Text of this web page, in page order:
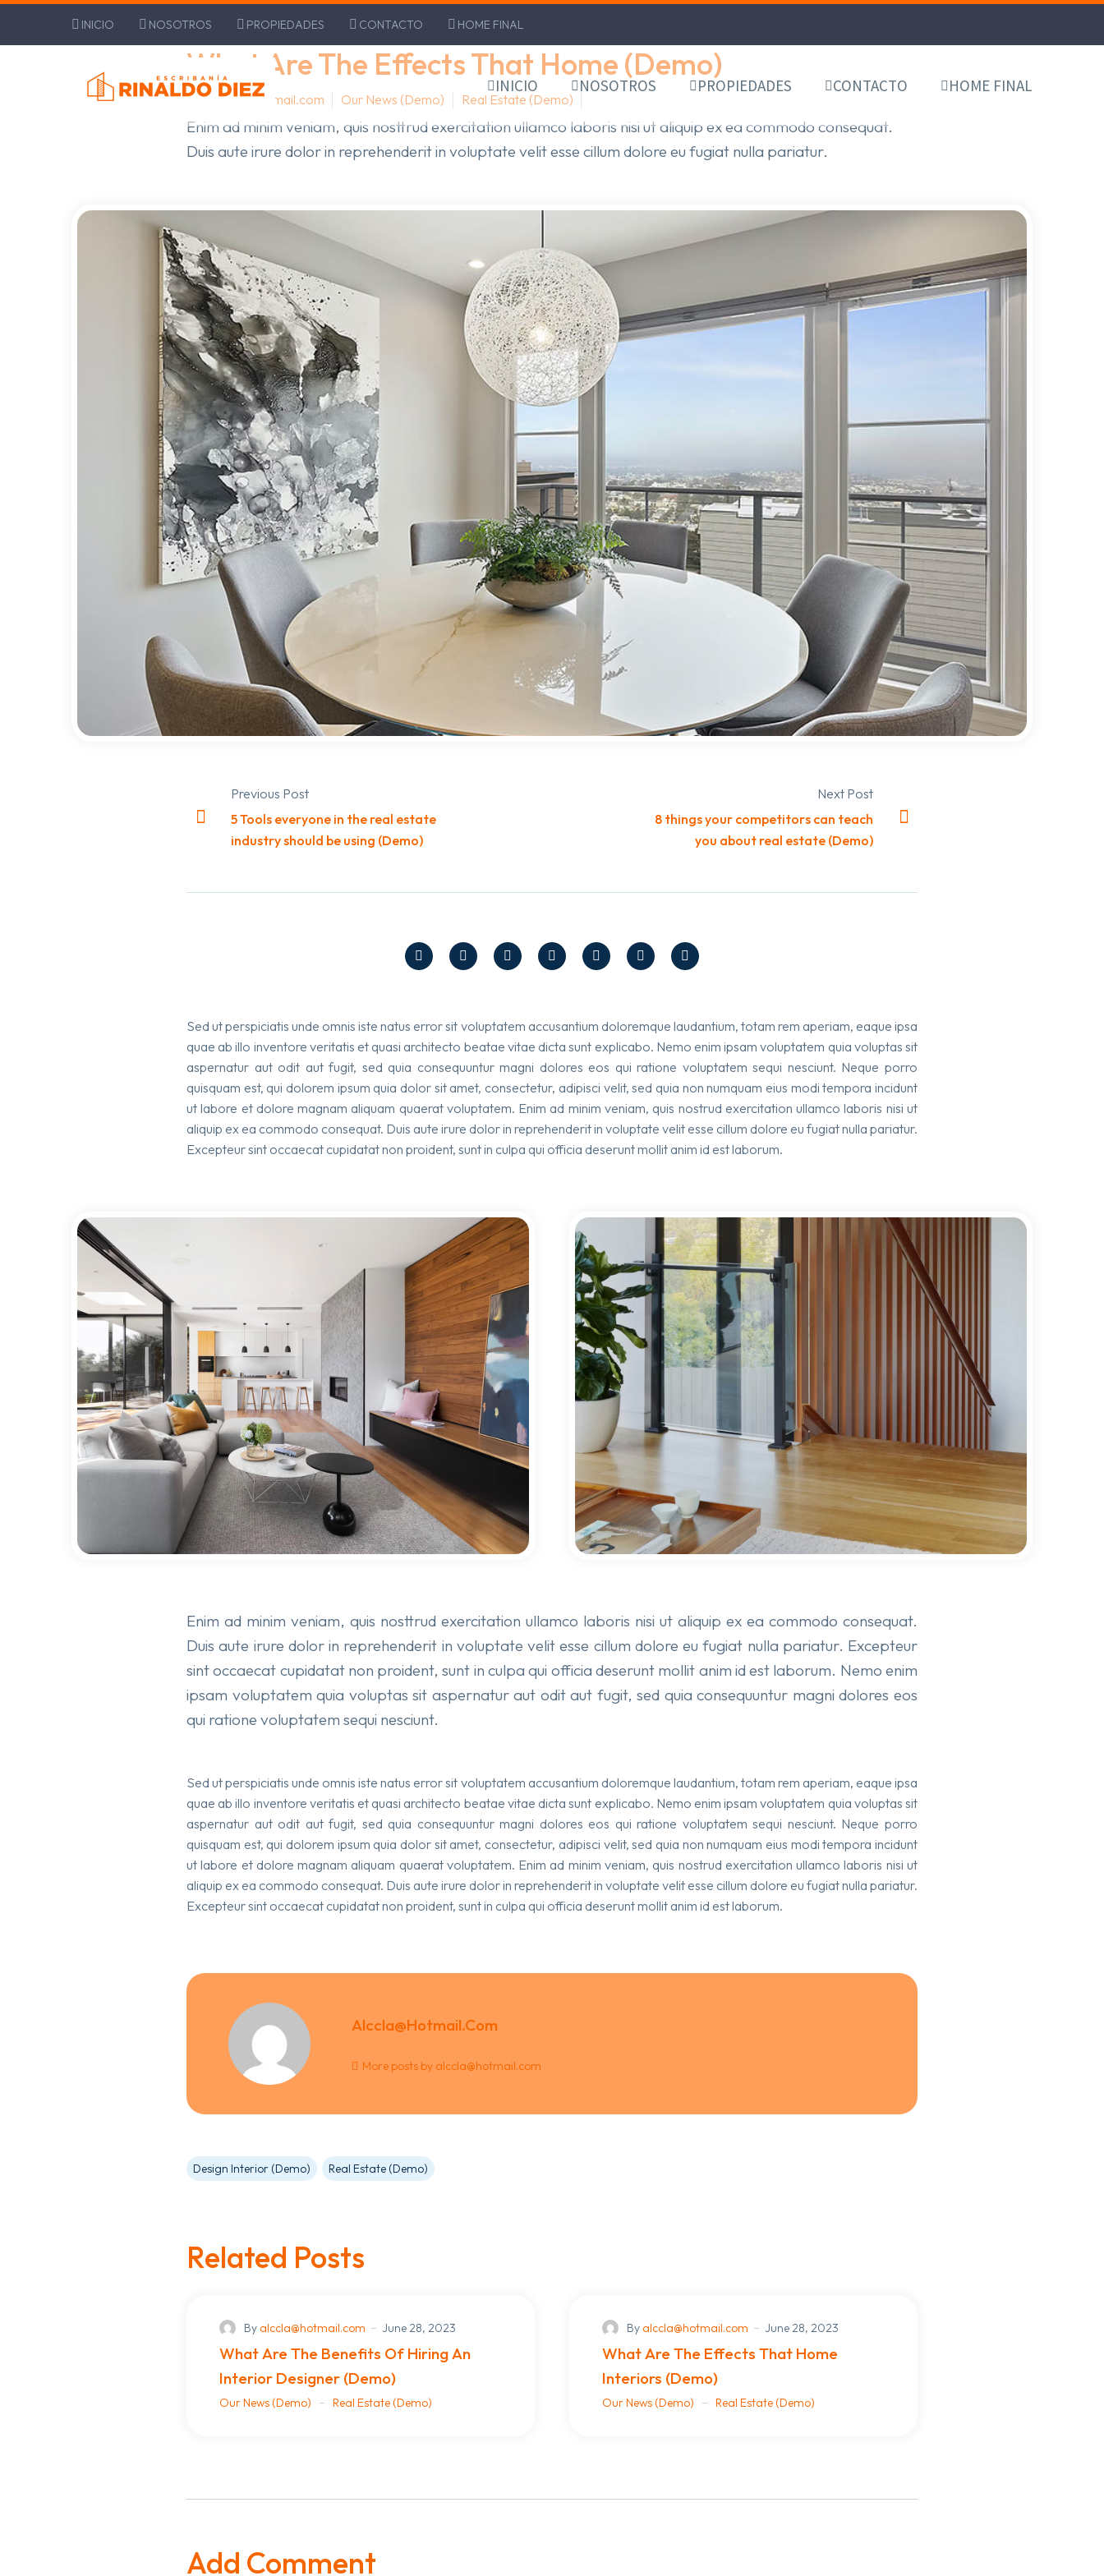
INICIO NOSOTROS PROPIEDADES CONTACTO HOME FINAL
INICIO NOSOTROS PROPIEDADES CONTACTO HOME FINAL
Home Our News (Demo) What Are The Effects That Home (Demo)
What Are The Effects That Home (Demo)
alccla@hotmail.com Our News (Demo) Real Estate (Demo)
Enim ad minim veniam, quis nosttrud exercitation ullamco laboris nisi ut aliquip ex ea commodo consequat.
Duis aute irure dolor in reprehenderit in voluptate velit esse cillum dolore eu fugiat nulla pariatur.
Post
navigation
Previous Post
5 Tools everyone in the real estate
industry should be using (Demo)
Next Post
8 things your competitors can teach
you about real estate (Demo)
Sed ut perspiciatis unde omnis iste natus error sit voluptatem accusantium doloremque laudantium, totam rem aperiam, eaque ipsa
quae ab illo inventore veritatis et quasi architecto beatae vitae dicta sunt explicabo. Nemo enim ipsam voluptatem quia voluptas sit
aspernatur aut odit aut fugit, sed quia consequuntur magni dolores eos qui ratione voluptatem sequi nesciunt. Neque porro
quisquam est, qui dolorem ipsum quia dolor sit amet, consectetur, adipisci velit, sed quia non numquam eius modi tempora incidunt
ut labore et dolore magnam aliquam quaerat voluptatem. Enim ad minim veniam, quis nostrud exercitation ullamco laboris nisi ut
aliquip ex ea commodo consequat. Duis aute irure dolor in reprehenderit in voluptate velit esse cillum dolore eu fugiat nulla pariatur.
Excepteur sint occaecat cupidatat non proident, sunt in culpa qui officia deserunt mollit anim id est laborum.
Enim ad minim veniam, quis nosttrud exercitation ullamco laboris nisi ut aliquip ex ea commodo consequat.
Duis aute irure dolor in reprehenderit in voluptate velit esse cillum dolore eu fugiat nulla pariatur. Excepteur
sint occaecat cupidatat non proident, sunt in culpa qui officia deserunt mollit anim id est laborum. Nemo enim
ipsam voluptatem quia voluptas sit aspernatur aut odit aut fugit, sed quia consequuntur magni dolores eos
qui ratione voluptatem sequi nesciunt.
Sed ut perspiciatis unde omnis iste natus error sit voluptatem accusantium doloremque laudantium, totam rem aperiam, eaque ipsa
quae ab illo inventore veritatis et quasi architecto beatae vitae dicta sunt explicabo. Nemo enim ipsam voluptatem quia voluptas sit
aspernatur aut odit aut fugit, sed quia consequuntur magni dolores eos qui ratione voluptatem sequi nesciunt. Neque porro
quisquam est, qui dolorem ipsum quia dolor sit amet, consectetur, adipisci velit, sed quia non numquam eius modi tempora incidunt
ut labore et dolore magnam aliquam quaerat voluptatem. Enim ad minim veniam, quis nostrud exercitation ullamco laboris nisi ut
aliquip ex ea commodo consequat. Duis aute irure dolor in reprehenderit in voluptate velit esse cillum dolore eu fugiat nulla pariatur.
Excepteur sint occaecat cupidatat non proident, sunt in culpa qui officia deserunt mollit anim id est laborum.
Alccla@hotmail.com
More posts by alccla@hotmail.com
Design Interior (Demo) Real Estate (Demo)
Related Posts
By alccla@hotmail.com June 28, 2023
What Are The Benefits Of Hiring An
Interior Designer (Demo)
Our News (Demo) Real Estate (Demo)
By alccla@hotmail.com June 28, 2023
What Are The Effects That Home
Interiors (Demo)
Our News (Demo) Real Estate (Demo)
Add Comment